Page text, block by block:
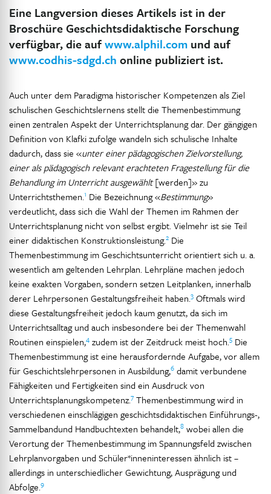
Eine Langversion dieses Artikels ist in der
Broschüre Geschichtsdidaktische Forschung
verfügbar, die aufwww.alphil.com und auf
www.codhis-sdgd.ch online publiziert ist.
Auch unter dem Paradigma historischer Kompetenzen als Ziel
schulischen Geschichtslernens stellt die Themenbestimmung
einen zentralen Aspekt der Unterrichtsplanung dar. Der gängigen
Definition von Klafki zufolge wandeln sich schulische Inhalte
dadurch, dass sie «unter einer pädagogischen Zielvorstellung,
einer als pädagogisch relevant erachteten Fragestellung für die
Behandlung im Unterricht ausgewählt[werden]» zu
Unterrichtsthemen.1 Die Bezeichnung «Bestimmung»
verdeutlicht, dass sich die Wahl der Themen im Rahmen der
Unterrichtsplanung nicht von selbst ergibt. Vielmehr ist sie Teil
einer didaktischen Konstruktionsleistung.2 Die
Themenbestimmung im Geschichtsunterricht orientiert sich u. a.
wesentlich am geltenden Lehrplan. Lehrpläne machen jedoch
keine exakten Vorgaben, sondern setzen Leitplanken, innerhalb
derer Lehrpersonen Gestaltungsfreiheit haben.3 Oftmals wird
diese Gestaltungsfreiheit jedoch kaum genutzt, da sich im
Unterrichtsalltag und auch insbesondere bei der Themenwahl
Routinen einspielen,4 zudem ist der Zeitdruck meist hoch.5 Die
Themenbestimmung ist eine herausfordernde Aufgabe, vor allem
für Geschichtslehrpersonen in Ausbildung,6 damit verbundene
Fähigkeiten und Fertigkeiten sind ein Ausdruck von
Unterrichtsplanungskompetenz.7 Themenbestimmung wird in
verschiedenen einschlägigen geschichtsdidaktischen Einführungs-,
Sammelbandund Handbuchtexten behandelt,8 wobei allen die
Verortung der Themenbestimmung im Spannungsfeld zwischen
Lehrplanvorgaben und Schüler*inneninteressen ähnlich ist –
allerdings in unterschiedlicher Gewichtung, Ausprägung und
Abfolge.9